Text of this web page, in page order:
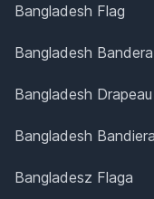
Bangladesh Flag
Bangladesh Bandera
Bangladesh Drapeau
Bangladesh Bandiera
Bangladesz Flaga